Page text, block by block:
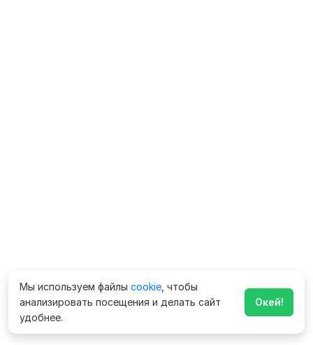
Мы используем файлы cookie , чтобы
анализировать посещения и делать сайт
удобнее.
Окей!